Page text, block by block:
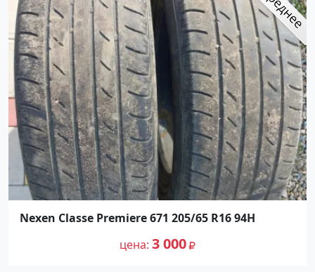
Nexen Classe Premiere 671 205/65 R16 94H
цена 3 000